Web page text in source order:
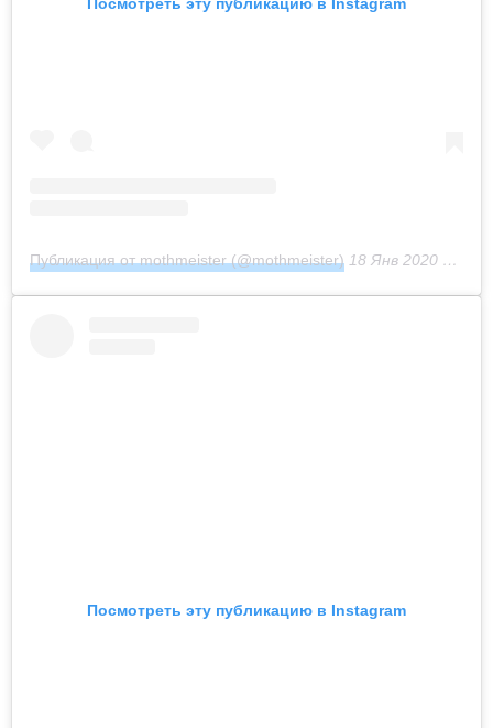
Посмотреть эту публикацию в Instagram
Публикация от mothmeister (@mothmeister) 18 Янв 2020 в 10:57 PST
Посмотреть эту публикацию в Instagram